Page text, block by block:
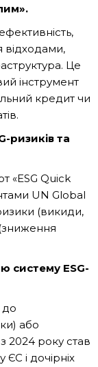
відходами,
Це
інструмент
кредит чи
ризиків та
«ESG Quick
UN Global
(викиди,
систему ESG-
до
або
2024 року став
і дочірніх